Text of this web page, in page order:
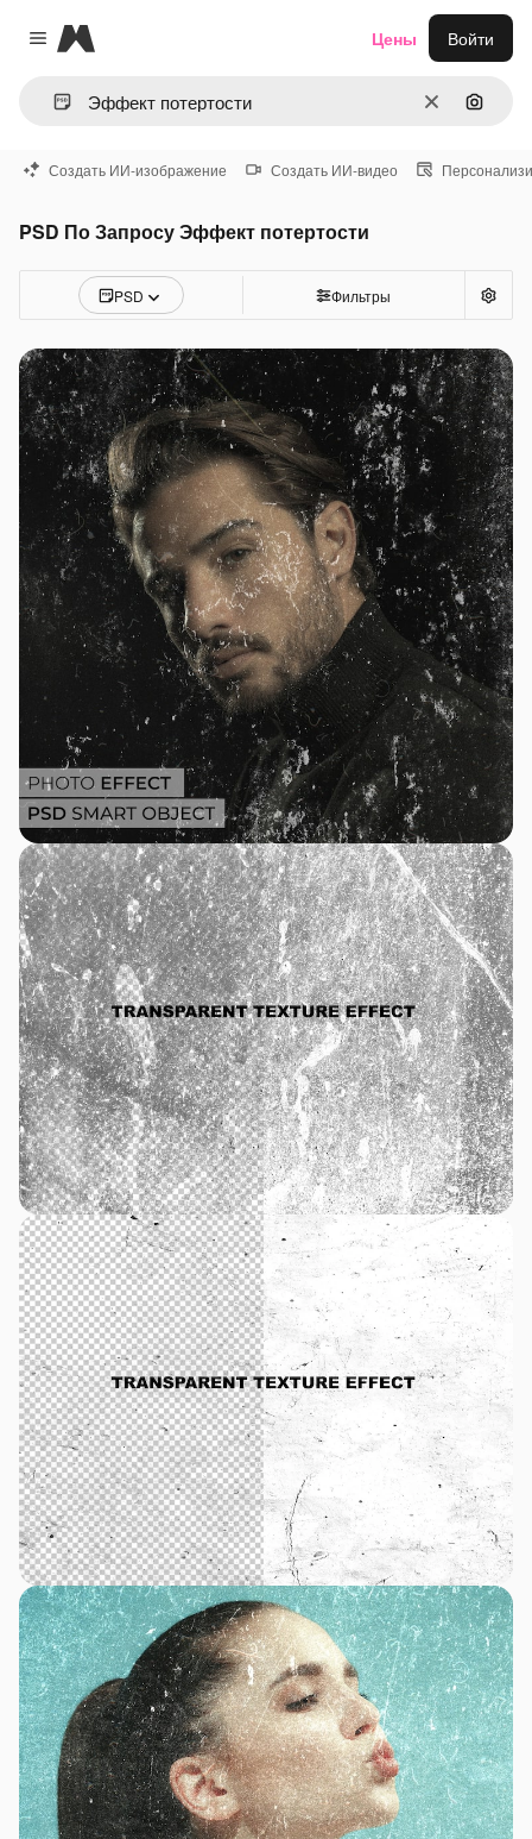
Close menu
Magnific
ОчиститьПоиск
Цены Войти
Создать ИИ-изображение Создать ИИ-видео
PSD По Запросу Эффект потертости
PSD Фильтры